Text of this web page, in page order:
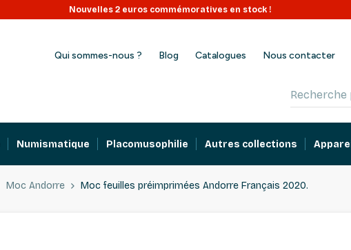
Nouvelles 2 euros commémoratives en stock !
Qui sommes-nous ? Blog Catalogues Nous contacter
Numismatique Placomusophilie Autres collections
Moc Andorre Moc feuilles préimprimées Andorre Français 2020.